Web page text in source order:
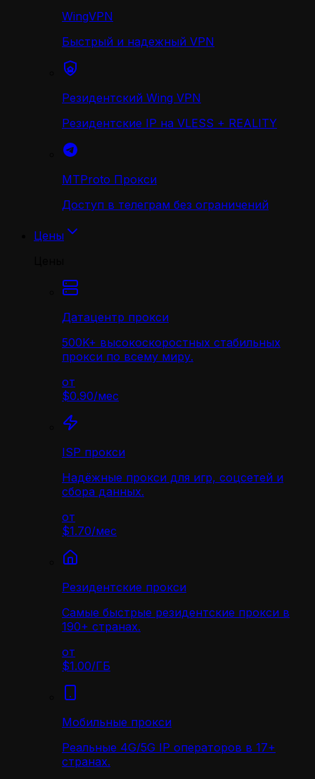
WingVPN
Быстрый и надежный VPN
Резидентский Wing VPN
Резидентские IP на VLESS + REALITY
MTProto Прокси
Доступ в телеграм без ограничений
Цены
Датацентр прокси
500K+ высокоскоростных стабильных
прокси по всему миру.
от
$0.90/мес
ISP прокси
Надёжные прокси для игр, соцсетей и
сбора данных.
от
$1.70/мес
Резидентские прокси
Самые быстрые резидентские прокси в
190+ странах.
от
$1.00/ГБ
Мобильные прокси
Реальные 4G/5G IP операторов в 17+
странах.